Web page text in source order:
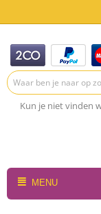
Kun je niet vinden
MENU